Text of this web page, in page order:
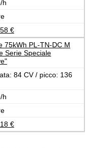
h
€
75kWh PL-TN-DC M
Serie Speciale
84 CV / picco: 136
h
€